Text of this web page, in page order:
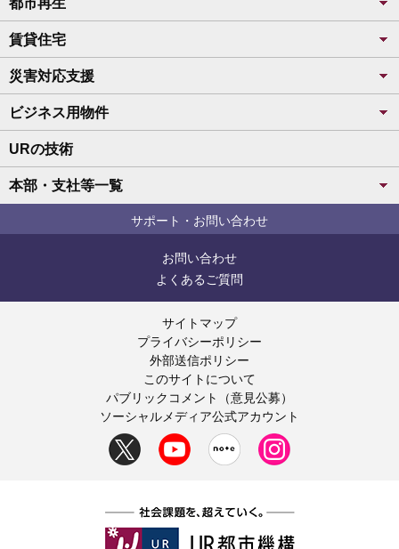
賃貸住宅
災害対応支援
ビジネス用物件
URの技術
本部・支社等一覧
サポート・お問い合わせ
お問い合わせ
よくあるご質問
サイトマップ
プライバシーポリシー
外部送信ポリシー
このサイトについて
パブリックコメント（意見公募）
ソーシャルメディア公式アカウント